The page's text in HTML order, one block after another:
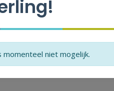
en snapt het spel helemaal!
2 mag maken.
momenteel niet mogelijk.